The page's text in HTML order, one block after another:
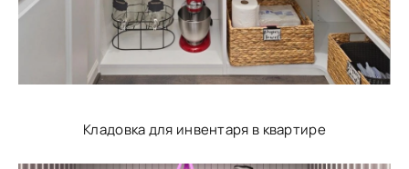
Кладовка для инвентаря в квартире